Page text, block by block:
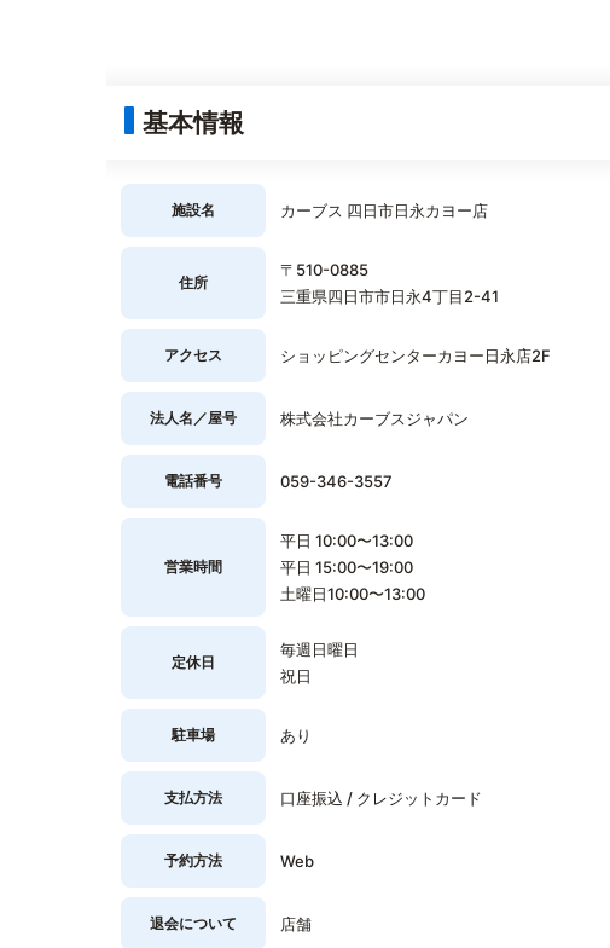
基本情報
施設名 カーブス 四日市日永カヨー店
住所
〒510-0885
三重県四日市市日永4丁目2-41
アクセス ショッピングセンターカヨー日永店2F
法人名／屋号 株式会社カーブスジャパン
電話番号 059-346-3557
営業時間
平日 10:00〜13:00
平日 15:00〜19:00
土曜日10:00〜13:00
定休日
毎週日曜日
祝日
駐車場 あり
支払方法 口座振込 / クレジットカード
予約方法 Web
退会について 店舗